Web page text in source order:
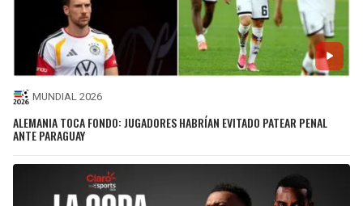
MUNDIAL 2026
ALEMANIA TOCA FONDO: JUGADORES HABRÍAN EVITADO PATEAR PENAL
ANTE PARAGUAY